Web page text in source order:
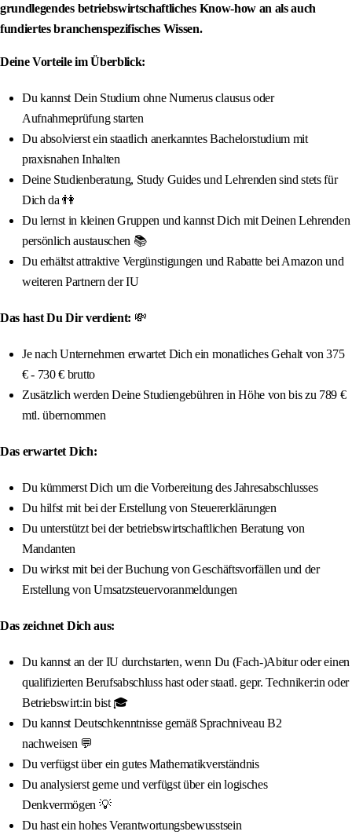
grundlegendes betriebswirtschaftliches Know-how an als auch
fundiertes branchenspezifisches Wissen.
Deine Vorteile im Überblick:
Du kannst Dein Studium ohne Numerus clausus oder
Aufnahmeprüfung starten
Du absolvierst ein staatlich anerkanntes Bachelorstudium mit
praxisnahen Inhalten
Deine Studienberatung, Study Guides und Lehrenden sind stets für
Dich da 👫
Du lernst in kleinen Gruppen und kannst Dich mit Deinen Lehrenden
persönlich austauschen 📚
Du erhältst attraktive Vergünstigungen und Rabatte bei Amazon und
weiteren Partnern der IU
Das hast Du Dir verdient: 💸
Je nach Unternehmen erwartet Dich ein monatliches Gehalt von 375
€ - 730 € brutto
Zusätzlich werden Deine Studiengebühren in Höhe von bis zu 789 €
mtl. übernommen
Das erwartet Dich:
Du kümmerst Dich um die Vorbereitung des Jahresabschlusses
Du hilfst mit bei der Erstellung von Steuererklärungen
Du unterstützt bei der betriebswirtschaftlichen Beratung von
Mandanten
Du wirkst mit bei der Buchung von Geschäftsvorfällen und der
Erstellung von Umsatzsteuervoranmeldungen
Das zeichnet Dich aus:
Du kannst an der IU durchstarten, wenn Du (Fach-)Abitur oder einen
qualifizierten Berufsabschluss hast oder staatl. gepr. Techniker:in oder
Betriebswirt:in bist 🎓
Du kannst Deutschkenntnisse gemäß Sprachniveau B2
nachweisen 💬
Du verfügst über ein gutes Mathematikverständnis
Du analysierst gerne und verfügst über ein logisches
Denkvermögen 💡
Du hast ein hohes Verantwortungsbewusstsein